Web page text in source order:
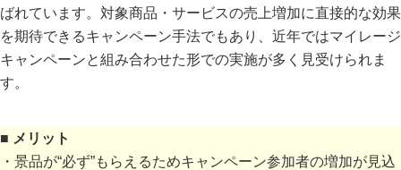
ばれています。対象商品・サービスの売上増加に直接的な効果
を期待できるキャンペーン手法でもあり、近年ではマイレージ
キャンペーンと組み合わせた形での実施が多く見受けられま
す。
■ メリット
・景品が“必ず”もらえるためキャンペーン参加者の増加が見込